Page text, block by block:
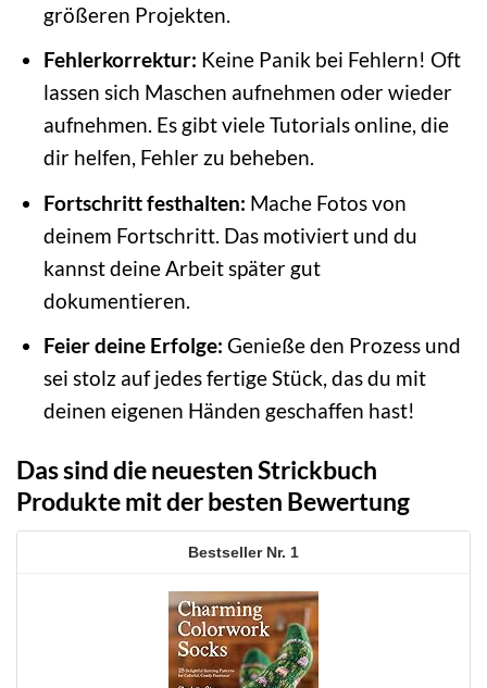
größeren Projekten.
Fehlerkorrektur: Keine Panik bei Fehlern! Oft
lassen sich Maschen aufnehmen oder wieder
aufnehmen. Es gibt viele Tutorials online, die
dir helfen, Fehler zu beheben.
Fortschritt festhalten: Mache Fotos von
deinem Fortschritt. Das motiviert und du
kannst deine Arbeit später gut
dokumentieren.
Feier deine Erfolge: Genieße den Prozess und
sei stolz auf jedes fertige Stück, das du mit
deinen eigenen Händen geschaffen hast!
Das sind die neuesten Strickbuch
Produkte mit der besten Bewertung
1